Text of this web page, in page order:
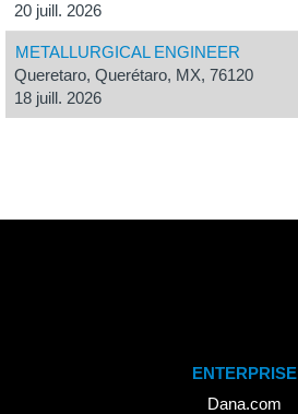
20 juill. 2026
METALLURGICAL ENGINEER
Queretaro, Querétaro, MX, 76120
18 juill. 2026
ENTERPRISE
Dana.com